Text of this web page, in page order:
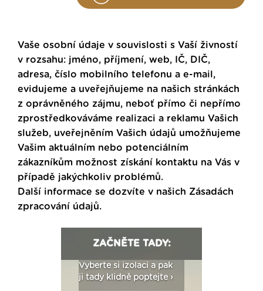
Vaše osobní údaje v souvislosti s Vaší živností
v rozsahu: jméno, příjmení, web, IČ, DIČ,
adresa, číslo mobilního telefonu a e-mail,
evidujeme a uveřejňujeme na našich stránkách
z oprávněného zájmu, neboť přímo či nepřímo
zprostředkováváme realizaci a reklamu Vašich
služeb, uveřejněním Vašich údajů umožňujeme
Vašim aktuálním nebo potenciálním
zákazníkům možnost získání kontaktu na Vás v
případě jakýchkoliv problémů.
Další informace se dozvíte v našich Zásadách
zpracování údajů.
ZAČNĚTE TADY:
Vyberte si izolaci a pak
ji tady klidně poptejte ›